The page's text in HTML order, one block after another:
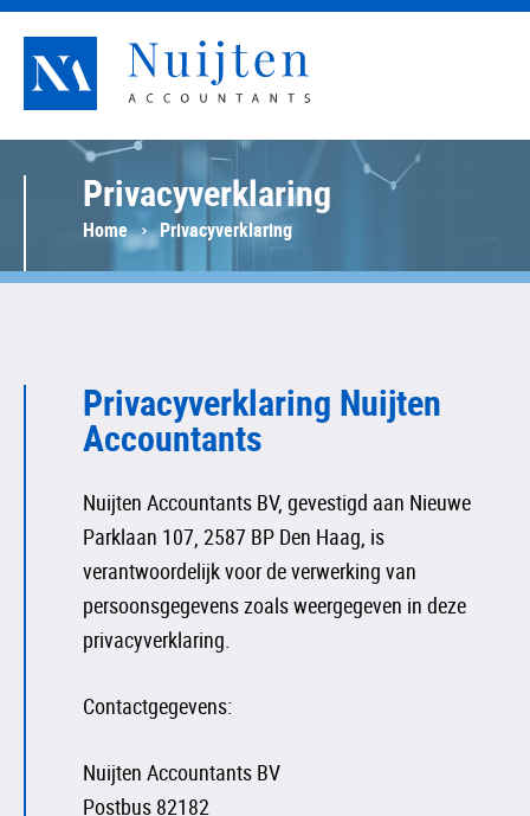
Nuijten Accountants
Privacyverklaring
Home Privacyverklaring
Privacyverklaring Nuijten
Accountants
Nuijten Accountants BV, gevestigd aan Nieuwe
Parklaan 107, 2587 BP Den Haag, is
verantwoordelijk voor de verwerking van
persoonsgegevens zoals weergegeven in deze
privacyverklaring.
Contactgegevens:
Nuijten Accountants BV
Postbus 82182